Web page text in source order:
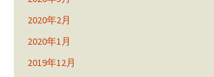
2020年2月
2020年1月
2019年12月